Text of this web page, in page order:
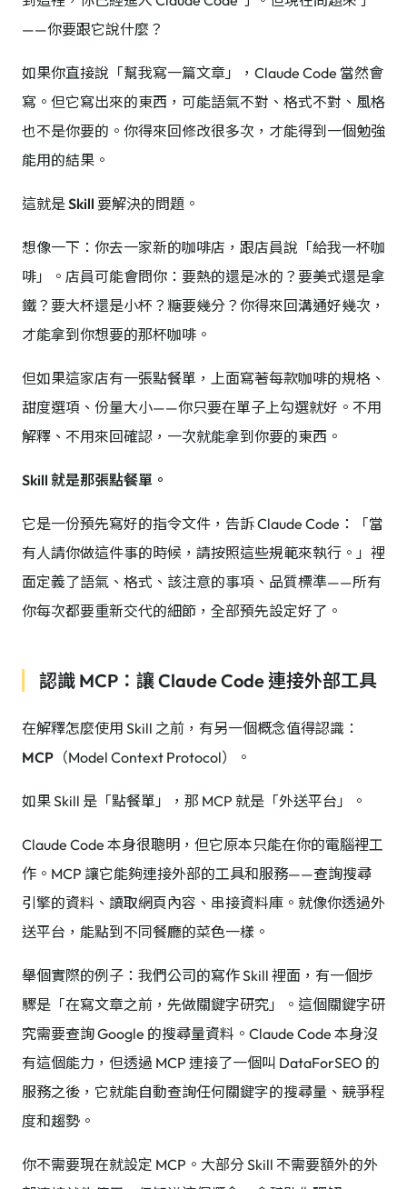
——你要跟它說什麼？
如果你直接說「幫我寫一篇文章」，Claude Code 當然會
寫。但它寫出來的東西，可能語氣不對、格式不對、風格
也不是你要的。你得來回修改很多次，才能得到一個勉強
能用的結果。
這就是Skill 要解決的問題。
想像一下：你去一家新的咖啡店，跟店員說「給我一杯咖
啡」。店員可能會問你：要熱的還是冰的？要美式還是拿
鐵？要大杯還是小杯？糖要幾分？你得來回溝通好幾次，
才能拿到你想要的那杯咖啡。
但如果這家店有一張點餐單，上面寫著每款咖啡的規格、
甜度選項、份量大小——你只要在單子上勾選就好。不用
解釋、不用來回確認，一次就能拿到你要的東西。
Skill 就是那張點餐單。
它是一份預先寫好的指令文件，告訴 Claude Code：「當
有人請你做這件事的時候，請按照這些規範來執行。」裡
面定義了語氣、格式、該注意的事項、品質標準——所有
你每次都要重新交代的細節，全部預先設定好了。
認識 MCP：讓 Claude Code 連接外部工具
在解釋怎麼使用 Skill 之前，有另一個概念值得認識：
MCP （Model Context Protocol）。
如果 Skill 是「點餐單」，那 MCP 就是「外送平台」。
Claude Code 本身很聰明，但它原本只能在你的電腦裡工
作。MCP 讓它能夠連接外部的工具和服務——查詢搜尋
引擎的資料、讀取網頁內容、串接資料庫。就像你透過外
送平台，能點到不同餐廳的菜色一樣。
舉個實際的例子：我們公司的寫作 Skill 裡面，有一個步
驟是「在寫文章之前，先做關鍵字研究」。這個關鍵字研
究需要查詢 Google 的搜尋量資料。Claude Code 本身沒
有這個能力，但透過 MCP 連接了一個叫 DataForSEO 的
服務之後，它就能自動查詢任何關鍵字的搜尋量、競爭程
度和趨勢。
你不需要現在就設定 MCP。大部分 Skill 不需要額外的外